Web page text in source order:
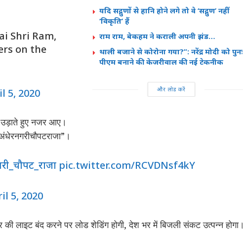
यदि सद्गुणों से हानि होने लगे तो वे ‘सद्गुण’ नहीं
‘विकृति’ हैं
राम राम, बेकहम ने कराली अपनी झंड…
थाली बजाने से कोरोना गया?”: नरेंद्र मोदी को पुनः
पीएम बनाने की केजरीवाल की नई टेकनीक
और लोड करें
Shri Ram,
on the
5, 2020
हुए नजर आए।
pic.twitter.com/RCVDNsf4kY
5, 2020
लाइट बंद करने पर लोड शेडिंग होगी, देश भर में बिजली संकट उत्पन्न होगा।